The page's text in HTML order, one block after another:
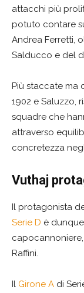
attacchi più
potuto contare
Andrea Ferretti,
Salducco e del
Più staccate ma
1902 e Saluzzo,
squadre che
attraverso
concretezza
Vuthaj
Il protagonista
Serie D è
Raffini.
Il Girone A di